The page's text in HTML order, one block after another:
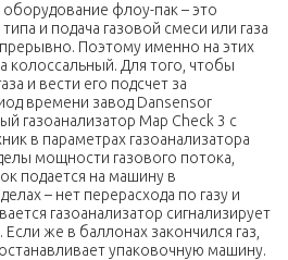
флоу-пак – это
и подача газовой смеси или газа
Поэтому именно на этих
колоссальный. Для того, чтобы
и вести его подсчет за
времени завод Dansensor
газоанализатор Map Check 3 с
в параметрах газоанализатора
мощности газового потока,
подается на машину в
– нет перерасхода по газу и
газоанализатор сигнализирует
же в баллонах закончился газ,
упаковочную машину.